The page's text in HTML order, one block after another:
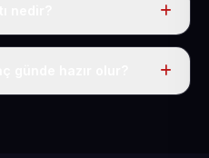
USD + KDV. Bu bedele alan